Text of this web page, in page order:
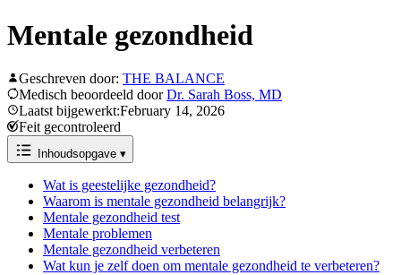
Mentale gezondheid
Geschreven door: THE BALANCE
Medisch beoordeeld doorDr. Sarah Boss, MD
Laatst bijgewerkt:February 14, 2026
Feit gecontroleerd
Inhoudsopgave ▾
Wat is geestelijke gezondheid?
Waarom is mentale gezondheid belangrijk?
Mentale gezondheid test
Mentale problemen
Mentale gezondheid verbeteren
Wat kun je zelf doen om mentale gezondheid te verbeteren?